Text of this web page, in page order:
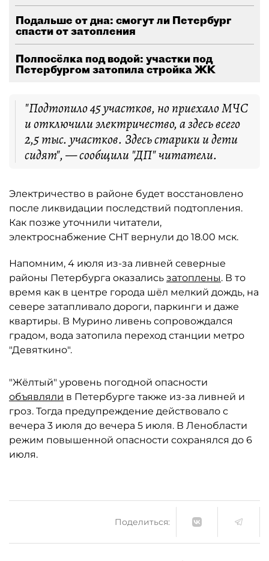
Подальше от дна: смогут ли Петербург
спасти от затопления
Полпосёлка под водой: участки под
Петербургом затопила стройка ЖК
"Подтопило 45 участков, но приехало МЧС
и отключили электричество, а здесь всего
2,5 тыс. участков. Здесь старики и дети
сидят", — сообщили "ДП" читатели.
Электричество в районе будет восстановлено
после ликвидации последствий подтопления.
Как позже уточнили читатели,
электроснабжение СНТ вернули до 18.00 мск.
Напомним, 4 июля из-за ливней северные
районы Петербурга оказались затоплены. В то
время как в центре города шёл мелкий дождь, на
севере затапливало дороги, паркинги и даже
квартиры. В Мурино ливень сопровождался
градом, вода затопила переход станции метро
"Девяткино".
"Жёлтый" уровень погодной опасности
объявляли в Петербурге также из-за ливней и
гроз. Тогда предупреждение действовало с
вечера 3 июля до вечера 5 июля. В Ленобласти
режим повышенной опасности сохранялся до 6
июля.
Поделиться: